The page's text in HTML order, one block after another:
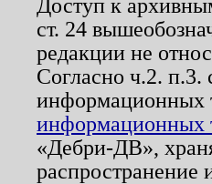
Доступ к
ст. 24
редакции не
Согласно ч.2. п.3.
информационных
информационных
«Дебри-ДВ»,
распространение